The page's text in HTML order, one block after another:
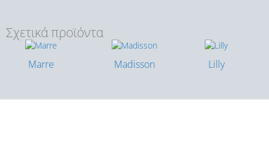
Σχετικά προϊόντα
Marre Madisson Lilly